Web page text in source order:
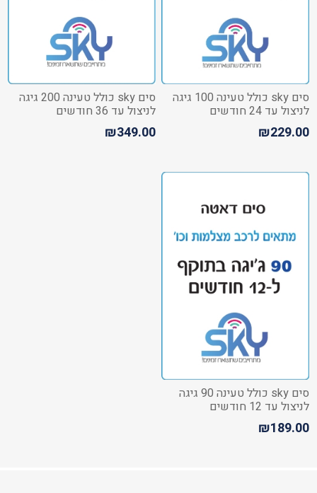
סים sky כולל טעינה 100 גיגה
לניצול עד 24 חודשים
₪229.00
סים sky כולל טעינה 200 גיגה
לניצול עד 36 חודשים
₪349.00
סים sky כולל טעינה 90 גיגה
לניצול עד 12 חודשים
₪189.00